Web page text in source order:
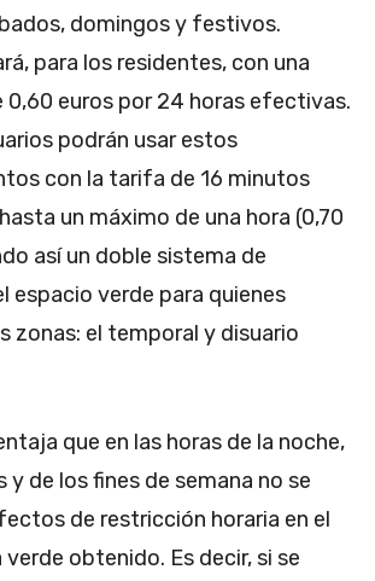
domingos y festivos.
para los residentes, con una
0,60 euros por 24 horas efectivas.
podrán usar estos
con la tarifa de 16 minutos
un máximo de una hora (0,70
así un doble sistema de
espacio verde para quienes
zonas: el temporal y disuario
que en las horas de la noche,
de los fines de semana no se
de restricción horaria en el
obtenido. Es decir, si se